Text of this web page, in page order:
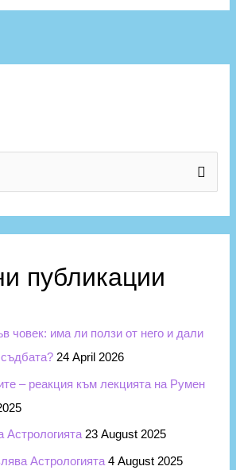
публикации
човек: има ли ползи от него и дали
24 April 2026
– реакция към лекцията на Румен
Астрологията 23 August 2025
Астрологията 4 August 2025